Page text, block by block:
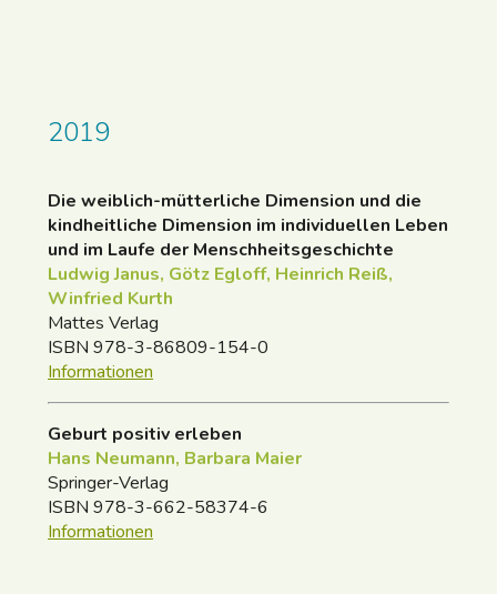
2019
Die weiblich-mütterliche Dimension und die
kindheitliche Dimension im individuellen Leben
und im Laufe der Menschheitsgeschichte
Ludwig Janus, Götz Egloff, Heinrich Reiß,
Winfried Kurth
Mattes Verlag
ISBN 978-3-86809-154-0
Informationen
Geburt positiv erleben
Hans Neumann, Barbara Maier
Springer-Verlag
ISBN 978-3-662-58374-6
Informationen